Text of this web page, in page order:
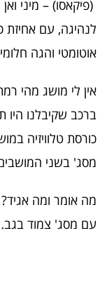
לנהיגה, עם אחיזת
אוטומטי והגה
אין לי מושג מהי
ברכב שקיבלנו היו
כורסת טלוויזיה
מסג' בשני
מה אומר ומה
עם מסג' צמוד